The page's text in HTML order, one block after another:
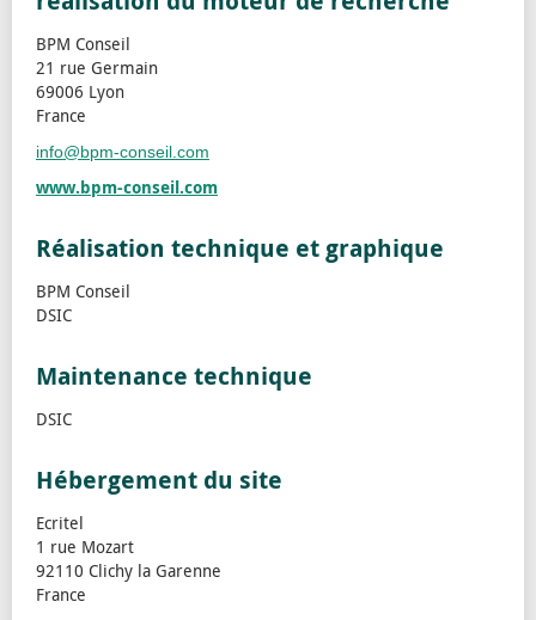
BPM Conseil
21 rue Germain
69006 Lyon
France
info@bpm-conseil.com
www.bpm-conseil.com
Réalisation technique et graphique
BPM Conseil
DSIC
Maintenance technique
DSIC
Hébergement du site
Ecritel
1 rue Mozart
92110 Clichy la Garenne
France